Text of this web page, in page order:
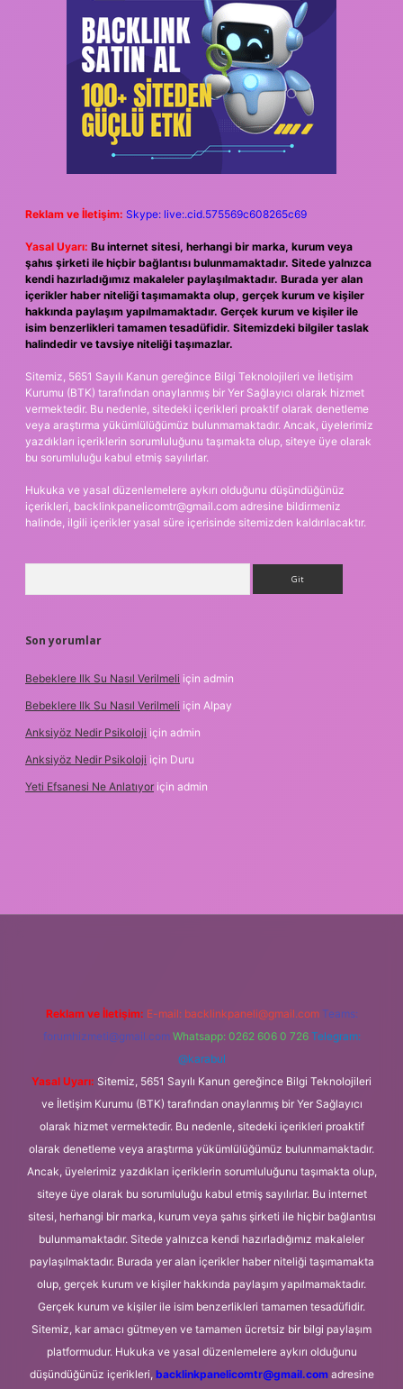
Reklam ve İletişim: Skype: live:.cid.575569c608265c69
Yasal Uyarı: Bu internet sitesi, herhangi bir marka, kurum veya
şahıs şirketi ile hiçbir bağlantısı bulunmamaktadır. Sitede yalnızca
kendi hazırladığımız makaleler paylaşılmaktadır. Burada yer alan
içerikler haber niteliği taşımamakta olup, gerçek kurum ve kişiler
hakkında paylaşım yapılmamaktadır. Gerçek kurum ve kişiler ile
isim benzerlikleri tamamen tesadüfidir. Sitemizdeki bilgiler taslak
halindedir ve tavsiye niteliği taşımazlar.
Sitemiz, 5651 Sayılı Kanun gereğince Bilgi Teknolojileri ve İletişim
Kurumu (BTK) tarafından onaylanmış bir Yer Sağlayıcı olarak hizmet
vermektedir. Bu nedenle, sitedeki içerikleri proaktif olarak denetleme
veya araştırma yükümlülüğümüz bulunmamaktadır. Ancak, üyelerimiz
yazdıkları içeriklerin sorumluluğunu taşımakta olup, siteye üye olarak
bu sorumluluğu kabul etmiş sayılırlar.
Hukuka ve yasal düzenlemelere aykırı olduğunu düşündüğünüz
içerikleri, backlinkpanelicomtr@gmail.com adresine bildirmeniz
halinde, ilgili içerikler yasal süre içerisinde sitemizden kaldırılacaktır.
Son yorumlar
Bebeklere Ilk Su Nasıl Verilmeli için admin
Bebeklere Ilk Su Nasıl Verilmeli için Alpay
Anksiyöz Nedir Psikoloji için admin
Anksiyöz Nedir Psikoloji için Duru
Yeti Efsanesi Ne Anlatıyor için admin
Reklam ve İletişim: E-mail: backlinkpaneli@gmail.com Teams:
forumhizmeti@gmail.com Whatsapp: 0262 606 0 726 Telegram:
@karabul
Yasal Uyarı: Sitemiz, 5651 Sayılı Kanun gereğince Bilgi Teknolojileri
ve İletişim Kurumu (BTK) tarafından onaylanmış bir Yer Sağlayıcı
olarak hizmet vermektedir. Bu nedenle, sitedeki içerikleri proaktif
olarak denetleme veya araştırma yükümlülüğümüz bulunmamaktadır.
Ancak, üyelerimiz yazdıkları içeriklerin sorumluluğunu taşımakta olup,
siteye üye olarak bu sorumluluğu kabul etmiş sayılırlar. Bu internet
sitesi, herhangi bir marka, kurum veya şahıs şirketi ile hiçbir bağlantısı
bulunmamaktadır. Sitede yalnızca kendi hazırladığımız makaleler
paylaşılmaktadır. Burada yer alan içerikler haber niteliği taşımamakta
olup, gerçek kurum ve kişiler hakkında paylaşım yapılmamaktadır.
Gerçek kurum ve kişiler ile isim benzerlikleri tamamen tesadüfidir.
Sitemiz, kar amacı gütmeyen ve tamamen ücretsiz bir bilgi paylaşım
platformudur. Hukuka ve yasal düzenlemelere aykırı olduğunu
düşündüğünüz içerikleri, backlinkpanelicomtr@gmail.comadresine